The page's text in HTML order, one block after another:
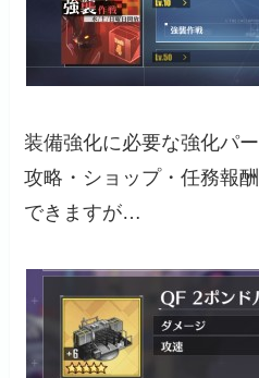
装備強化に必要な強化パ
攻略・ショップ・任務報
できますが…